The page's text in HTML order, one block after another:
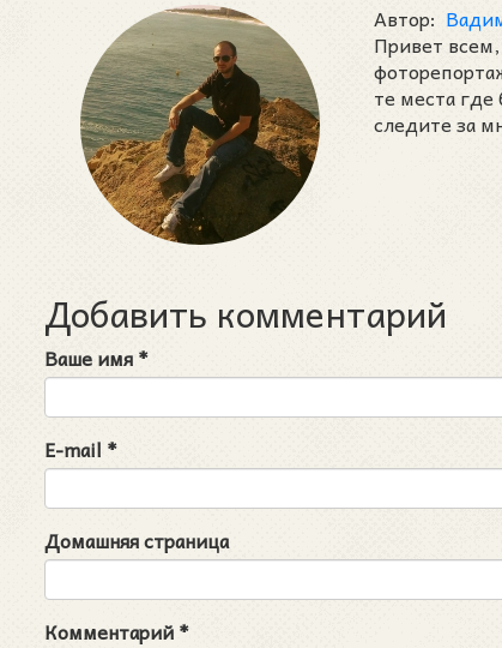
Автор:
Привет
те места
следите за
Добавить комментарий
Ваше имя*
E-mail *
Домашняя страница
Комментарий*